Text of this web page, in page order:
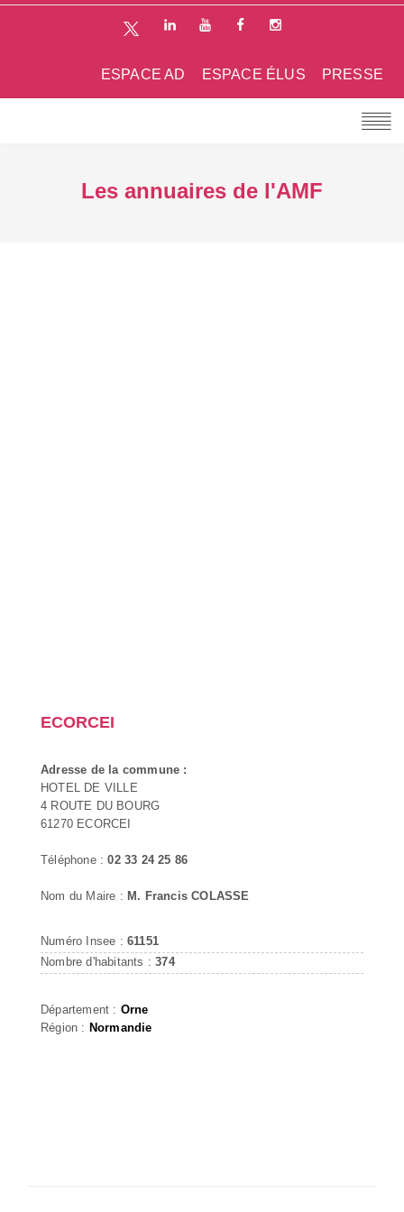
PRESSE
ESPACE ÉLUS
ESPACE AD
Les annuaires de l'AMF
ECORCEI
Adresse de la commune :
HOTEL DE VILLE
4 ROUTE DU BOURG
61270 ECORCEI
Téléphone :02 33 24 25 86
Nom du Maire : M. Francis COLASSE
Numéro Insee : 61151
Nombre d'habitants :374
Département : Orne
Région : Normandie